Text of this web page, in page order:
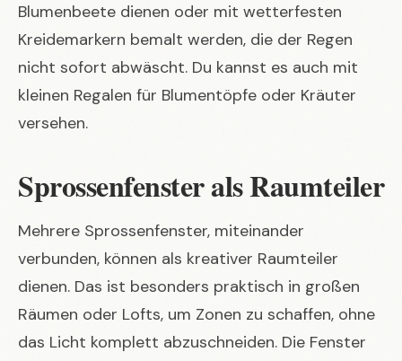
Blumenbeete dienen oder mit wetterfesten
Kreidemarkern bemalt werden, die der Regen
nicht sofort abwäscht. Du kannst es auch mit
kleinen Regalen für Blumentöpfe oder Kräuter
versehen.
Sprossenfenster als Raumteiler
Mehrere Sprossenfenster, miteinander
verbunden, können als kreativer Raumteiler
dienen. Das ist besonders praktisch in großen
Räumen oder Lofts, um Zonen zu schaffen, ohne
das Licht komplett abzuschneiden. Die Fenster